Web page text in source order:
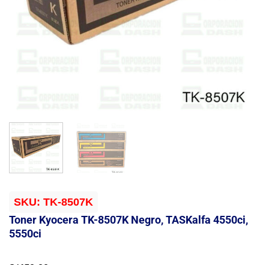
SKU: TK-8507K
Toner Kyocera TK-8507K Negro, TASKalfa 4550ci,
5550ci